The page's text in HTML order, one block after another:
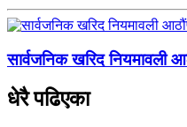
सार्वजनिक खरिद नियमावली
धेरै पढिएका